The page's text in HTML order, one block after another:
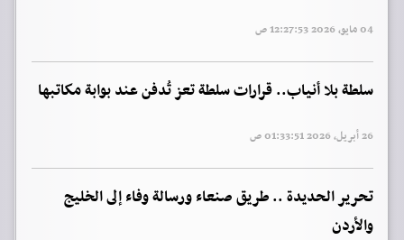
04 مايو, 2026 12:27:53 ص
سلطة بلا أنياب.. قرارات سلطة تعز تُدفن عند بوابة مكاتبها
26 أبريل, 2026 01:33:51 ص
تحرير الحديدة .. طريق صنعاء ورسالة وفاء إلى الخليج
والأردن